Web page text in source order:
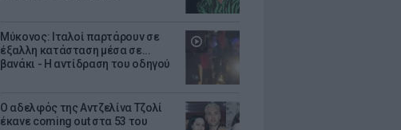
Μύκονος: Ιταλοί παρτάρουν σε
έξαλλη κατάσταση μέσα σε...
βανάκι - Η αντίδραση του οδηγού
Ο αδελφός της Αντζελίνα Τζολί
έκανε coming out στα 53 του